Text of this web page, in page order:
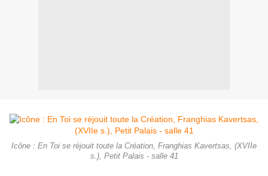
Icône : En Toi se réjouit toute la Création, Franghias Kavertsas, (XVIIe
s.), Petit Palais - salle 41